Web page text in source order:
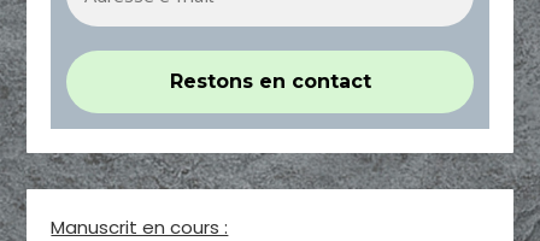
Manuscrit en cours :